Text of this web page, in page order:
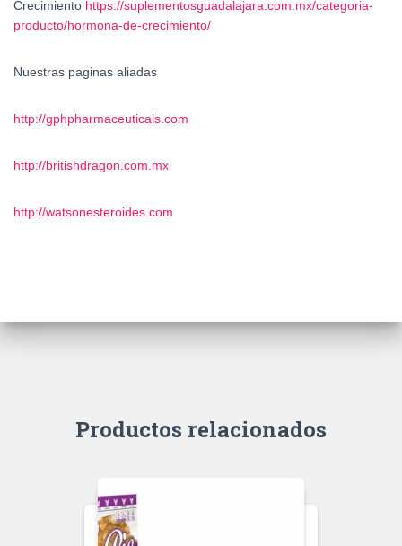
Crecimiento https://suplementosguadalajara.com.mx/categoria-
producto/hormona-de-crecimiento/
Nuestras paginas aliadas
http://gphpharmaceuticals.com
http://britishdragon.com.mx
http://watsonesteroides.com
Productos relacionados